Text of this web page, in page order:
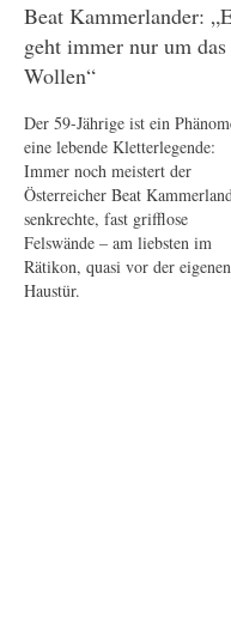
Beat Kammerlander:
geht immer nur um das
Wollen“
Der 59-Jährige ist ein
eine lebende Kletterlegende:
Immer noch meistert der
Österreicher Beat
senkrechte, fast grifflose
Felswände – am liebsten im
Rätikon, quasi vor der eigenen
Haustür.